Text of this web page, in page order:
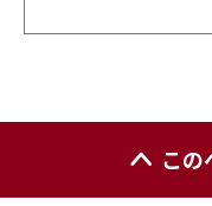
この